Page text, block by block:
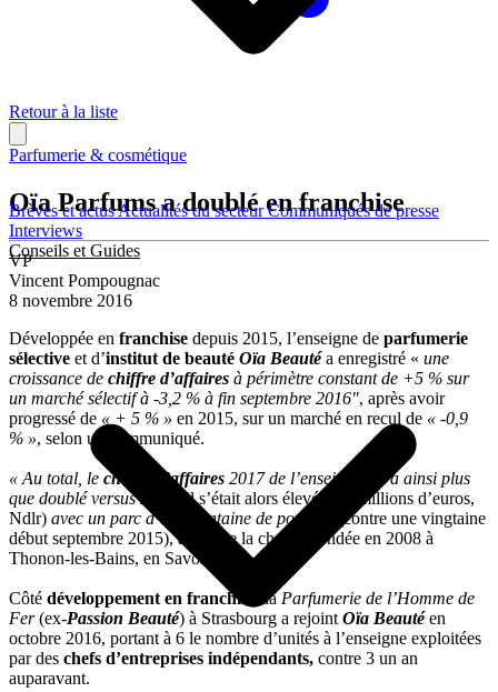
Brèves et actusActualités du secteurCommuniqués de presse
Interviews
Conseils et Guides
Retour à la liste
Parfumerie & cosmétique
Oïa Parfums a doublé en franchise
VP
Vincent Pompougnac
8 novembre 2016
Développée en franchise depuis 2015, l’enseigne de parfumerie
sélective et d’institut de beauté Oïa Beautéa enregistré « une
croissance de chiffre d’affaires à périmètre constant de +5 % sur
un marché sélectif à -3,2 % à fin septembre 2016″, après avoir
progressé de « + 5 % » en 2015, sur un marché en recul de « -0,9
% », selon un communiqué.
« Au total, le chiffre d’affaires 2017 de l’enseigne aura ainsi plus
que doublé versus 2014
(il s’était alors élevé à 18 millions d’euros,
Ndlr) avec un parc d’une trentaine de portes
» (contre une vingtaine
début septembre 2015), annonce la chaîne, fondée en 2008 à
Thonon-les-Bains, en Savoie.
Côté développement en franchise , la Parfumerie de l’Homme de
Fer(ex-Passion Beauté) à Strasbourg a rejoint Oïa Beautéen
octobre 2016, portant à 6 le nombre d’unités à l’enseigne exploitées
par des chefs d’entreprises indépendants, contre 3 un an
auparavant.